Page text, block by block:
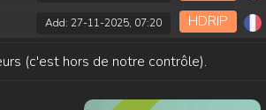
Add: 27-11-2025, 07:20 HDRIP
(c'est hors de notre contrôle).